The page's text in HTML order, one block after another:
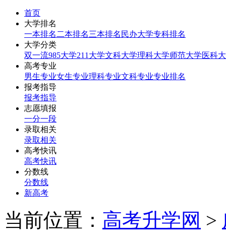
首页
大学排名
一本排名 二本排名三本排名 民办大学专科排名
大学分类
双一流985大学211大学文科大学理科大学师范大学医科
高考专业
男生专业女生专业理科专业文科专业专业排名
报考指导
报考指导
志愿填报
一分一段
录取相关
录取相关
高考快讯
高考快讯
分数线
分数线
新高考
当前位置： 高考升学网 >